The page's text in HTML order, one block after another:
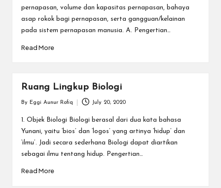
pernapasan, volume dan kapasitas pernapasan, bahaya
asap rokok bagi pernapasan, serta gangguan/kelainan
pada sistem pernapasan manusia. A. Pengertian…
Read More
Ruang Lingkup Biologi
Posted
by
By Eggi Aunur Rofiq July 20, 2020
1. Objek Biologi Biologi berasal dari dua kata bahasa
Yunani, yaitu ‘bios’ dan ‘logos’ yang artinya ‘hidup’ dan
‘ilmu’. Jadi secara sederhana Biologi dapat diartikan
sebagai ilmu tentang hidup. Pengertian…
Read More